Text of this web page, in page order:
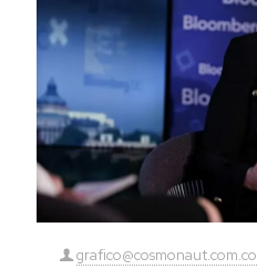
grafico@cosmonaut.com.co